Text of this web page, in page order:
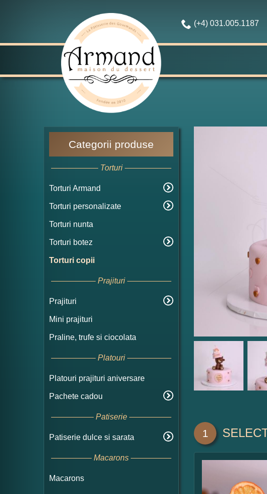
(+4) 031.005.1187
Categorii produse
Torturi
Torturi Armand
Torturi personalizate
Torturi nunta
Torturi botez
Torturi copii
Prajituri
Prajituri
Mini prajituri
Praline, trufe si ciocolata
Platouri
Platouri prajituri aniversare
Pachete cadou
Patiserie
Patiserie dulce si sarata
Macarons
Macarons
1